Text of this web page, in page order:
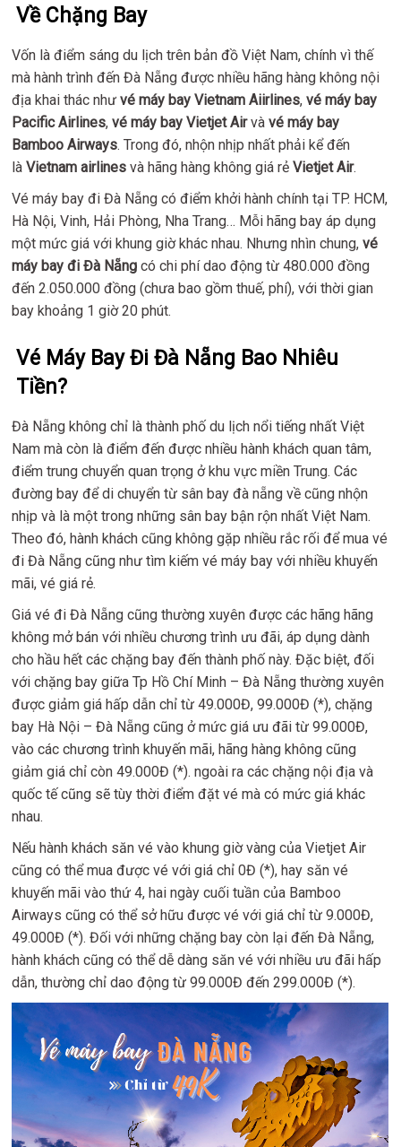
Về Chặng Bay
Vốn là điểm sáng du lịch trên bản đồ Việt Nam, chính vì thế
mà hành trình đến Đà Nẵng được nhiều hãng hàng không nội
địa khai thác nhưvé máy bay Vietnam Aiirlines,vé máy bay
Pacific Airlines,vé máy bay Vietjet Airvàvé máy bay
Bamboo Airways. Trong đó, nhộn nhịp nhất phải kể đến
làVietnam airlines và hãng hàng không giá rẻVietjet Air.
Vé máy bay đi Đà Nẵng có điểm khởi hành chính tại TP. HCM,
Hà Nội, Vinh, Hải Phòng, Nha Trang… Mỗi hãng bay áp dụng
một mức giá với khung giờ khác nhau. Nhưng nhìn chung,vé
máy bay đi Đà Nẵng có chi phí dao động từ 480.000 đồng
đến 2.050.000 đồng (chưa bao gồm thuế, phí), với thời gian
bay khoảng 1 giờ 20 phút.
Vé Máy Bay Đi Đà Nẵng Bao Nhiêu
Tiền?
Đà Nẵng không chỉ là thành phố du lịch nổi tiếng nhất Việt
Nam mà còn là điểm đến được nhiều hành khách quan tâm,
điểm trung chuyển quan trọng ở khu vực miền Trung. Các
đường bay để di chuyển từ sân bay đà nẵng về cũng nhộn
nhịp và là một trong những sân bay bận rộn nhất Việt Nam.
Theo đó, hành khách cũng không gặp nhiều rắc rối để mua vé
đi Đà Nẵng cũng như tìm kiếm vé máy bay với nhiều khuyến
mãi, vé giá rẻ.
Giá vé đi Đà Nẵng cũng thường xuyên được các hãng hãng
không mở bán với nhiều chương trình ưu đãi, áp dụng dành
cho hầu hết các chặng bay đến thành phố này. Đặc biệt, đối
với chặng bay giữa Tp Hồ Chí Minh – Đà Nẵng thường xuyên
được giảm giá hấp dẫn chỉ từ 49.000Đ, 99.000Đ (*), chặng
bay Hà Nội – Đà Nẵng cũng ở mức giá ưu đãi từ 99.000Đ,
vào các chương trình khuyến mãi, hãng hàng không cũng
giảm giá chỉ còn 49.000Đ (*). ngoài ra các chặng nội địa và
quốc tế cũng sẽ tùy thời điểm đặt vé mà có mức giá khác
nhau.
Nếu hành khách săn vé vào khung giờ vàng của Vietjet Air
cũng có thể mua được vé với giá chỉ 0Đ (*), hay săn vé
khuyến mãi vào thứ 4, hai ngày cuối tuần của Bamboo
Airways cũng có thể sở hữu được vé với giá chỉ từ 9.000Đ,
49.000Đ (*). Đối với những chặng bay còn lại đến Đà Nẵng,
hành khách cũng có thể dễ dàng săn vé với nhiều ưu đãi hấp
dẫn, thường chỉ dao động từ 99.000Đ đến 299.000Đ (*).